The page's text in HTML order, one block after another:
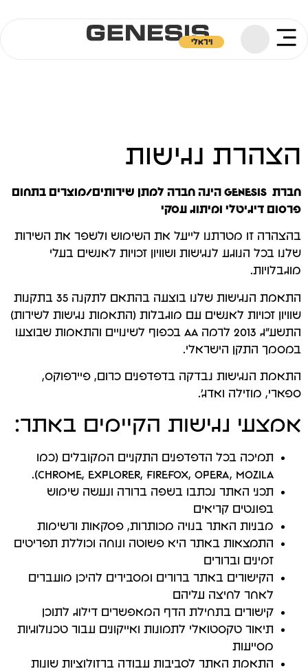
ויראלי
הצהרת נגישות
חברת GENESIS הינה חברה למתן שירותים/מוצרים בתחום
פרסום דיגיטלי ומיתוג עסקי
בהצהרה זו מטרתנו לייעל את השימוש ולשפר את השירות
שלנו בכל הנוגע לנגישות ושוויון זכויות לאנשים בעלי
מוגבלויות.
התאמת הנגישות שלנו בוצעה בהתאם לתקנה 35 בתקנות
שוויון זכויות לאנשים עם מוגבלות (התאמות נגישות לשירות)
התשע"ג 2013 לרמה AA בכפוף לשינויים והתאמות שבוצעו
במסמך התקן הישראלי.
התאמת הנגישות נבדקה בדפדפנים כרום, פיירפוקס,
ספארי, מוזילה ואדג'.
אמצעי נגישות הקיימים באתר:
תמיכה בכל הדפדפנים התקניים המקובלים (כמו
Chrome, Explorer, FireFox, Opera, Mozila).
תכני האתר נכתבו בשפה ברורה ונעשה שימוש
בפונטים קריאים
מבניות האתר בנויה מכותרות, פסקאות ורשימות
התמצאות באתר היא פשוטה ונוחה וכוללת תפריטים
זמינים וברורים
הקישורים באתר ברורים ומסבירים להיכן מועברים
לאחר לחיצה עליהם
קישורים בתחילת הדף המאפשרים דילוג לתוכן
תיאור טקסטואלי לתמונות ואייקונים עבור טכנולוגיות
מסייעות
התאמת האתר לסביבות עבודה ברזולוציות שונות